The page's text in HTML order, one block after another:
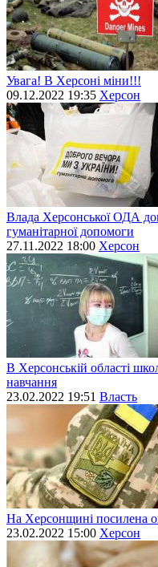
Увага! В Херсоні міни!!!
09.12.2022 19:35 Херсон
Влада Херсонської ОДА
гуманітарної допомоги
27.11.2022 18:00 Херсон
В Херсонській області
навчання
23.02.2022 19:51 Власть
На Херсонщині посилена
23.02.2022 15:00 Херсон